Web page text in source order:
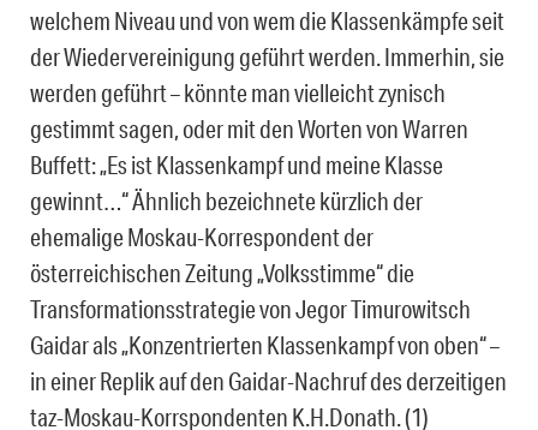
welchem Niveau und von wem die Klassenkämpfe seit
der Wiedervereinigung geführt werden. Immerhin, sie
werden geführt – könnte man vielleicht zynisch
gestimmt sagen, oder mit den Worten von Warren
Buffett: „Es ist Klassenkampf und meine Klasse
gewinnt…“ Ähnlich bezeichnete kürzlich der
ehemalige Moskau-Korrespondent der
österreichischen Zeitung „Volksstimme“ die
Transformationsstrategie von Jegor Timurowitsch
Gaidar als „Konzentrierten Klassenkampf von oben“ –
in einer Replik auf den Gaidar-Nachruf des derzeitigen
taz-Moskau-Korrspondenten K.H.Donath. (1)